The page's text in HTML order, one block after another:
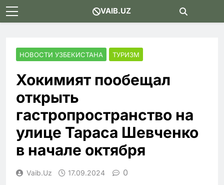
Skip
to
VAIB.UZ
НОВОСТИ УЗБЕКИСТАНА ТУРИЗМ
Хокимият пообещал
открыть
гастропространство на
улице Тараса Шевченко
в начале октября
Vaib.uz 17.09.2024 0